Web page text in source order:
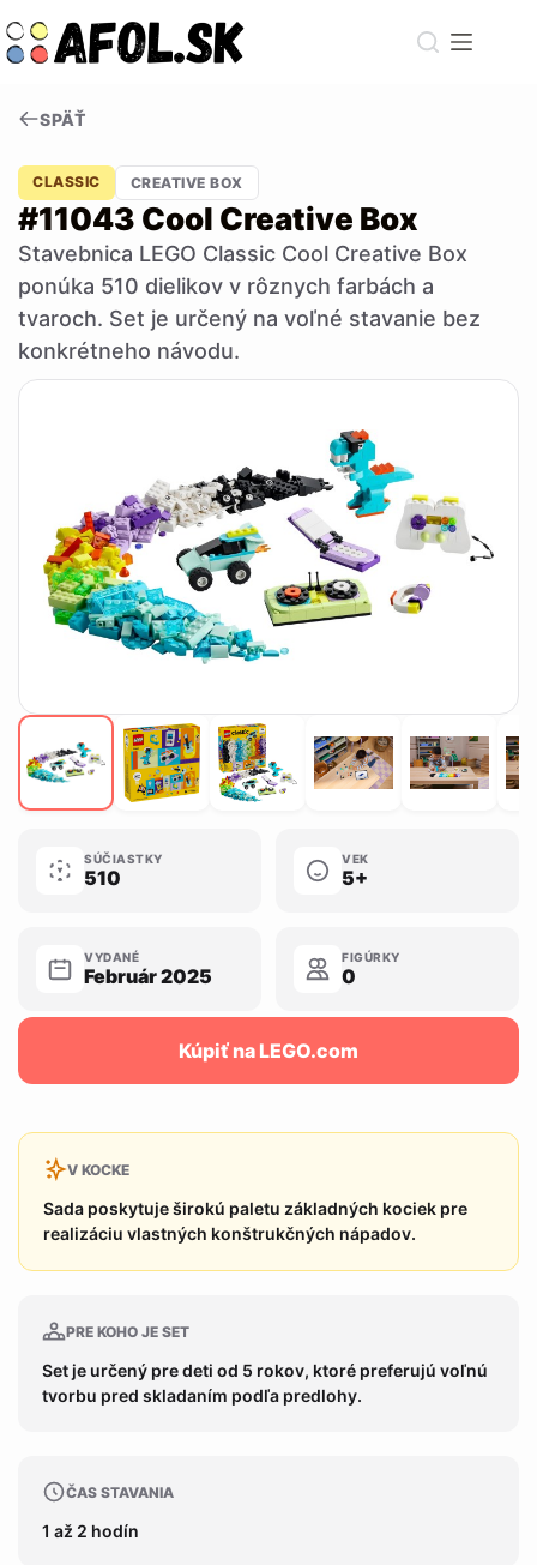
to
content
SPÄŤ
CLASSIC CREATIVE BOX
#11043 Cool Creative Box
Stavebnica LEGO Classic Cool Creative Box
ponúka 510 dielikov v rôznych farbách a
tvaroch. Set je určený na voľné stavanie bez
konkrétneho návodu.
SÚČIASTKY
510
VEK
5+
VYDANÉ
Február 2025
FIGÚRKY
0
Kúpiť na LEGO.com
V KOCKE
Sada poskytuje širokú paletu základných kociek pre
realizáciu vlastných konštrukčných nápadov.
PRE KOHO JE SET
Set je určený pre deti od 5 rokov, ktoré preferujú voľnú
tvorbu pred skladaním podľa predlohy.
ČAS STAVANIA
1 až 2 hodín